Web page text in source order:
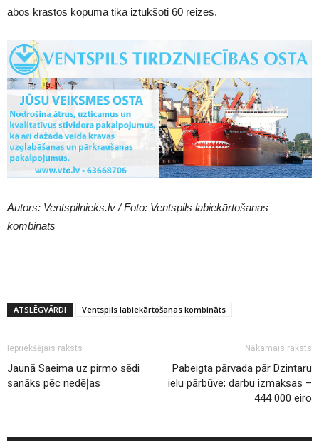
abos krastos kopumā tika iztukšoti 60 reizes.
Autors: Ventspilnieks.lv / Foto: Ventspils labiekārtošanas
kombināts
ATSLĒGVĀRDI Ventspils labiekārtošanas kombināts
Iepriekšējais raksts
Jaunā Saeima uz pirmo sēdi
sanāks pēc nedēļas
Nākamais raksts
Pabeigta pārvada pār Dzintaru
ielu pārbūve; darbu izmaksas –
444 000 eiro